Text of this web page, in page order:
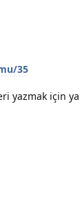
35
yazmak için